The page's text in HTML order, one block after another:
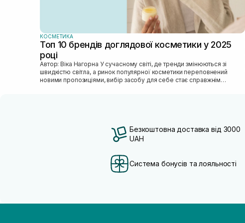
КОСМЕТИКА
Топ 10 брендів доглядової косметики у 2025
році
Автор: Віка Нагорна У сучасному світі, де тренди змінюються зі
швидкістю світла, а ринок популярної косметики переповнений
новими пропозиціями, вибір засобу для себе стає справжнім
Безкоштовна доставка від 3000
UAH
Система бонусів та лояльності